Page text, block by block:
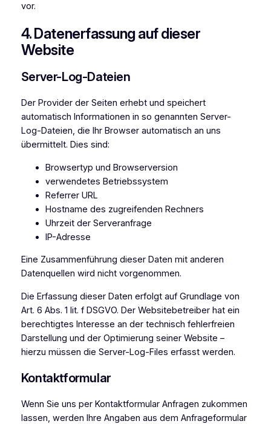
vor.
4. Datenerfassung auf dieser
Website
Server-Log-Dateien
Der Provider der Seiten erhebt und speichert
automatisch Informationen in so genannten Server-
Log-Dateien, die Ihr Browser automatisch an uns
übermittelt. Dies sind:
Browsertyp und Browserversion
verwendetes Betriebssystem
Referrer URL
Hostname des zugreifenden Rechners
Uhrzeit der Serveranfrage
IP-Adresse
Eine Zusammenführung dieser Daten mit anderen
Datenquellen wird nicht vorgenommen.
Die Erfassung dieser Daten erfolgt auf Grundlage von
Art. 6 Abs. 1 lit. f DSGVO. Der Websitebetreiber hat ein
berechtigtes Interesse an der technisch fehlerfreien
Darstellung und der Optimierung seiner Website –
hierzu müssen die Server-Log-Files erfasst werden.
Kontaktformular
Wenn Sie uns per Kontaktformular Anfragen zukommen
lassen, werden Ihre Angaben aus dem Anfrageformular